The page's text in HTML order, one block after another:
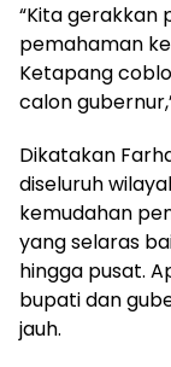
“Kita gerakkan
pemahaman
Ketapang
calon
Dikatakan
diseluruh
kemudahan
yang selaras
hingga pusat.
bupati dan
jauh.